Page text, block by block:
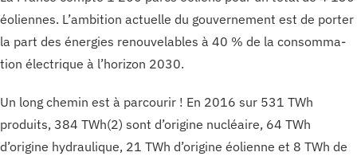
éoliennes. L’ambition actuelle du gouvernement est de porter
la part des énergies renouvelables à 40 % de la consomma-
tion électrique à l’horizon 2030.
Un long chemin est à parcourir ! En 2016 sur 531 TWh
produits, 384 TWh(2) sont d’origine nucléaire, 64 TWh
d’origine hydraulique, 21 TWh d’origine éolienne et 8 TWh de